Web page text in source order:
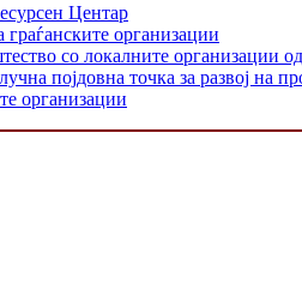
Центар
граѓанските организации
со локалните организации
појдовна точка за развој на
организации